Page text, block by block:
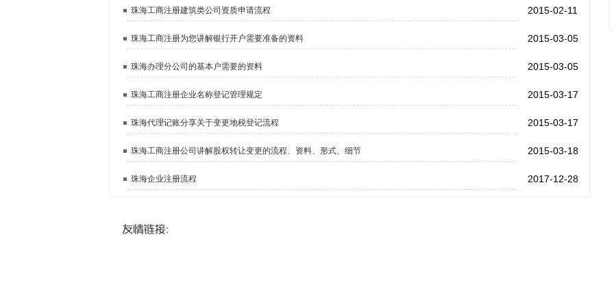
2015-02-11
珠海工商注册建筑类公司资质申请流程
2015-03-05
珠海工商注册为您讲解银行开户需要准备的资料
2015-03-05
珠海办理分公司的基本户需要的资料
2015-03-17
珠海工商注册企业名称登记管理规定
2015-03-17
珠海代理记账分享关于变更地税登记流程
2015-03-18
珠海工商注册公司讲解股权转让变更的流程、资料、形式、细节
2017-12-28
珠海企业注册流程